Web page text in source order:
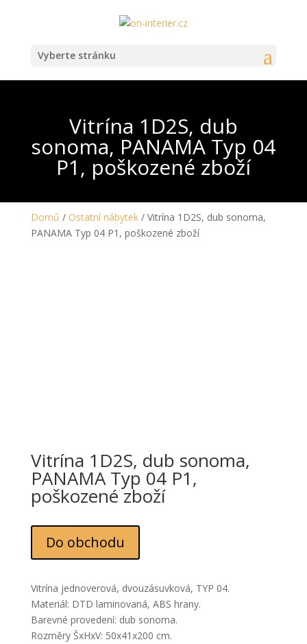
Vyberte stránku
Vitrína 1D2S, dub
sonoma, PANAMA Typ 04
P1, poškozené zboží
Domů / Ostatní nábytek/ Vitrína 1D2S, dub sonoma,
PANAMA Typ 04 P1, poškozené zboží
Vitrína 1D2S, dub sonoma,
PANAMA Typ 04 P1,
poškozené zboží
Do obchodu
Vitrína jednoverová, dvouzásuvková, TYP 04.
Materiál: DTD laminovaná, ABS hrany.
Barevné provedení: dub sonoma.
Rozměry ŠxHxV: 50x41x200 cm.